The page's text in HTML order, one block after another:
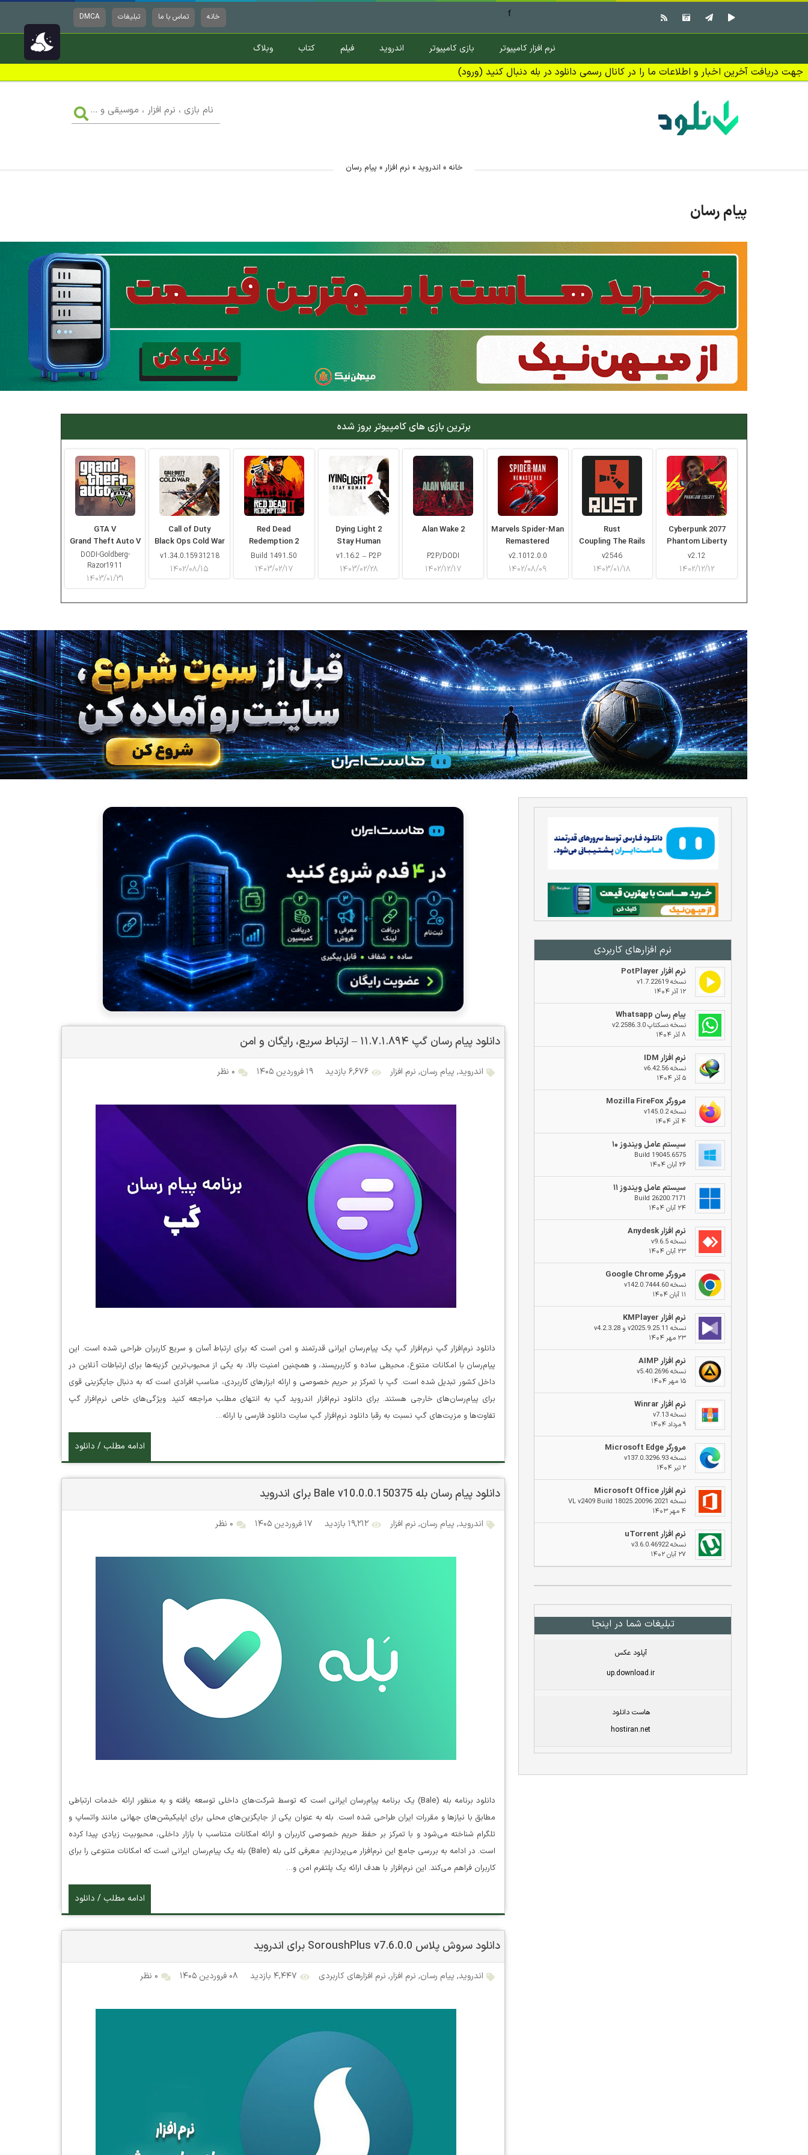
خانه تماس با ما تبلیغات DMCA f
نرم افزار کامپیوتر بازی کامپیوتر اندروید فیلم کتاب وبلاگ
جهت دریافت آخرین اخبار و اطلاعات ما را در کانال رسمی دانلود در بله دنبال کنید (ورود)
بازی
،
خانه » اندروید » نرم افزار » پیام رسان
پیام رسان
برترین بازی های کامپیوتر بروز شده
GTA V
Grand Theft Auto V
DODI-Goldberg-
Razor1911
۱۴۰۳/۰۱/۳۱
Call of Duty
Black Ops Cold War
v1.34.0.15931218
۱۴۰۲/۰۸/۱۵
Red Dead
Redemption 2
Build 1491.50
۱۴۰۳/۰۲/۱۷
Dying Light 2
Stay Human
v1.16.2 – P2P
۱۴۰۳/۰۲/۲۸
Alan Wake 2
P2P/DODI
۱۴۰۲/۱۲/۱۷
Marvels Spider-Man
Remastered
v2.1012.0.0
۱۴۰۲/۰۸/۰۹
Rust
Coupling The Rails
v2546
۱۴۰۳/۰۱/۱۸
Cyberpunk 2077
Phantom Liberty
v2.12
۱۴۰۲/۱۲/۱۲
نرم افزار‌های کاربردی
نرم افزار PotPlayer
نسخه v1.7.22619
۱۲ آذر ۱۴۰۴
پیام رسان Whatsapp
نسخه دسکتاپ v2.2586.3.0
۸ آذر ۱۴۰۴
نرم افزار IDM
نسخه v6.42.56
۵ آذر ۱۴۰۴
مرورگر Mozilla FireFox
نسخه v145.0.2
۴ آذر ۱۴۰۴
سیستم عامل ویندوز ۱۰
Build 19045.6575
۲۶ آبان ۱۴۰۴
سیستم عامل ویندوز ۱۱
Build 26200.7171
۲۴ آبان ۱۴۰۴
نرم افزار Anydesk
نسخه v9.6.5
۲۳ آبان ۱۴۰۴
مرورگر Google Chrome
نسخه v142.0.7444.60
۱۱ آبان ۱۴۰۴
نرم افزار KMPlayer
نسخه v2025.9.25.11 و v4.2.3.28
۲۳ مهر ۱۴۰۴
نرم افزار AIMP
نسخه v5.40.2696
۱۵ مهر ۱۴۰۴
نرم افزار Winrar
نسخه v7.13
۹ مرداد ۱۴۰۴
مرورگر Microsoft Edge
نسخه v137.0.3296.93
۲ تیر ۱۴۰۴
نرم افزار Microsoft Office
نسخه 2021 VL v2409 Build 18025.20096
۴ مهر ۱۴۰۳
نرم افزار uTorrent
نسخه v3.6.0.46922
۲۷ آبان ۱۴۰۲
تبلیغات شما در اینجا
آپلود عکس
up.download.ir
هاست دانلود
hostiran.net
دانلود پیام رسان گپ ۱۱.۷.۱.۸۹۴ – ارتباط سریع، رایگان و امن
اندروید, پیام رسان, نرم افزار ۶,۶۷۶ بازدید ۱۹ فروردین ۱۴۰۵ ۰ نظر
دانلود نرم‌افزار گپ نرم‌افزار گپ یک پیام‌رسان ایرانی قدرتمند و امن است که برای ارتباط آسان و سریع کاربران طراحی شده است. این
پیام‌رسان با امکانات متنوع، محیطی ساده و کاربرپسند، و همچنین امنیت بالا، به یکی از محبوب‌ترین گزینه‌ها برای ارتباطات آنلاین در
داخل کشور تبدیل شده است. گپ با تمرکز بر حریم خصوصی و ارائه ابزارهای کاربردی، مناسب افرادی است که به دنبال جایگزینی قوی
برای پیام‌رسان‌های خارجی هستند. برای دانلود نرم‌افزار اندروید گپ به انتهای مطلب مراجعه کنید. ویژگی‌های خاص نرم‌افزار گپ
تفاوت‌ها و مزیت‌های گپ نسبت به رقبا دانلود نرم‌افزار گپ سایت دانلود فارسی با ارائه…
ادامه مطلب / دانلود
دانلود پیام رسان بله Bale v10.0.0.150375 برای اندروید
اندروید, پیام رسان, نرم افزار ۱۹,۲۱۲ بازدید ۱۷ فروردین ۱۴۰۵ ۰ نظر
دانلود برنامه بله (Bale) یک برنامه پیام‌رسان ایرانی است که توسط شرکت‌های داخلی توسعه یافته و به منظور ارائه خدمات ارتباطی
مطابق با نیازها و مقررات ایران طراحی شده است. بله به عنوان یکی از جایگزین‌های محلی برای اپلیکیشن‌های جهانی مانند واتساپ و
تلگرام شناخته می‌شود و با تمرکز بر حفظ حریم خصوصی کاربران و ارائه امکانات متناسب با بازار داخلی، محبوبیت زیادی پیدا کرده
است. در ادامه به بررسی جامع این نرم‌افزار می‌پردازیم: معرفی کلی بله (Bale) بله یک پیام‌رسان ایرانی است که امکانات متنوعی را برای
کاربران فراهم می‌کند. این نرم‌افزار با هدف ارائه یک پلتفرم امن و…
ادامه مطلب / دانلود
دانلود سروش پلاس SoroushPlus v7.6.0.0 برای اندروید
اندروید, پیام رسان, نرم افزار, نرم افزارهای کاربردی ۴,۴۴۷ بازدید ۰۸ فروردین ۱۴۰۵ ۰ نظر